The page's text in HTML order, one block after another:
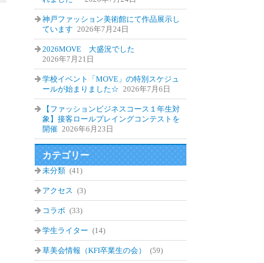
神戸ファッション美術館にて作品展示し
ています 2026年7月24日
2026MOVE 大盛況でした
2026年7月21日
学校イベント「MOVE」の特別スケジュ
ールが始まりました☆ 2026年7月6日
【ファッションビジネスコース１年生対
象】接客ロールプレイングコンテストを
開催 2026年6月23日
カテゴリー
未分類 (41)
アクセス (3)
コラボ (33)
学生ライター (14)
草美会情報（KFI卒業生の会） (59)